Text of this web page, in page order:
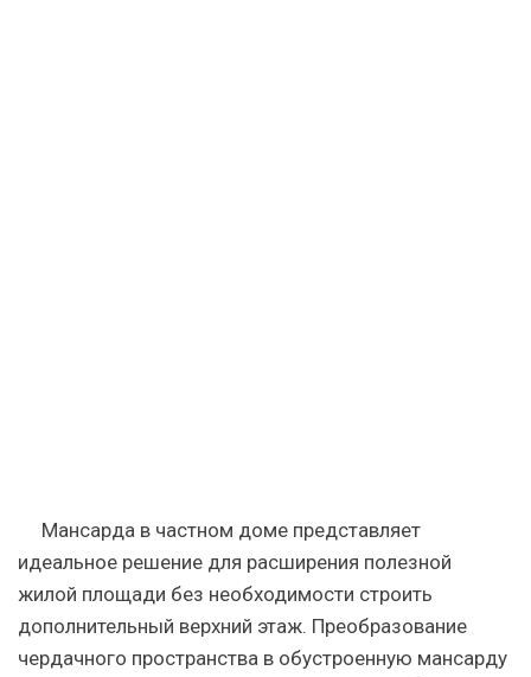
Мансарда в частном доме представляет
идеальное решение для расширения полезной
жилой площади без необходимости строить
дополнительный верхний этаж. Преобразование
чердачного пространства в обустроенную мансарду